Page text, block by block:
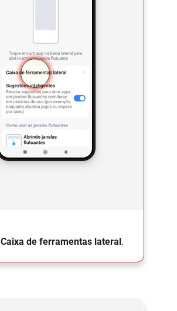
Caixa de ferramentas lateral.